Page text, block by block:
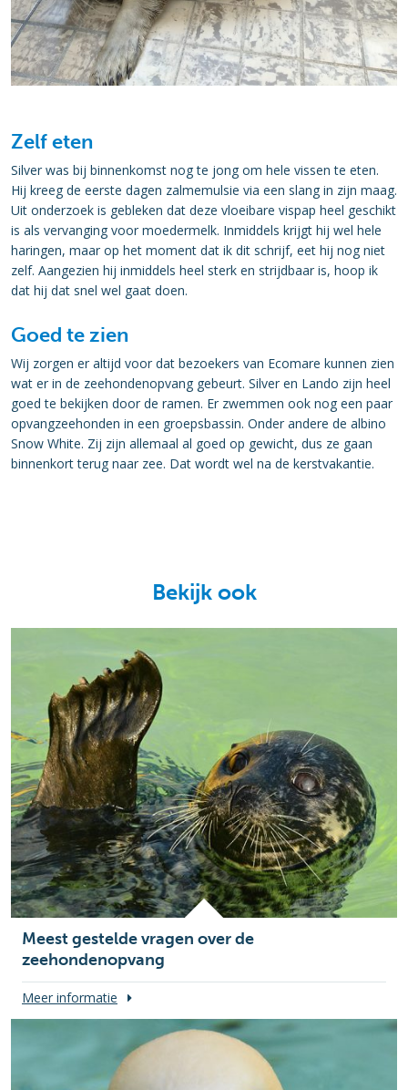
Zelf eten
Silver was bij binnenkomst nog te jong om hele vissen te eten.
Hij kreeg de eerste dagen zalmemulsie via een slang in zijn maag.
Uit onderzoek is gebleken dat deze vloeibare vispap heel geschikt
is als vervanging voor moedermelk. Inmiddels krijgt hij wel hele
haringen, maar op het moment dat ik dit schrijf, eet hij nog niet
zelf. Aangezien hij inmiddels heel sterk en strijdbaar is, hoop ik
dat hij dat snel wel gaat doen.
Goed te zien
Wij zorgen er altijd voor dat bezoekers van Ecomare kunnen zien
wat er in de zeehondenopvang gebeurt. Silver en Lando zijn heel
goed te bekijken door de ramen. Er zwemmen ook nog een paar
opvangzeehonden in een groepsbassin. Onder andere de albino
Snow White. Zij zijn allemaal al goed op gewicht, dus ze gaan
binnenkort terug naar zee. Dat wordt wel na de kerstvakantie.
Bekijk ook
Meest gestelde vragen over de
zeehondenopvang
Meer informatie